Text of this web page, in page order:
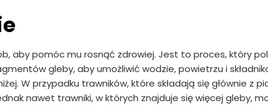
aby pomóc mu rosnąć zdrowiej. Jest to proces, który
gleby, aby umożliwić wodzie, powietrzu i
W przypadku trawników, które składają się głównie z
nawet trawniki, w których znajduje się więcej gleby,